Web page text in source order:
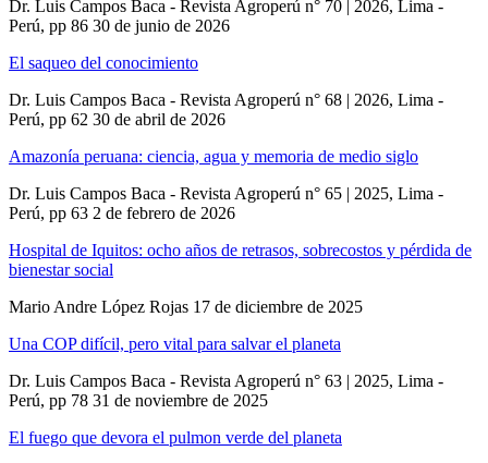
Dr. Luis Campos Baca - Revista Agroperú n° 70 | 2026, Lima -
Perú, pp 86 30 de junio de 2026
El saqueo del conocimiento
Dr. Luis Campos Baca - Revista Agroperú n° 68 | 2026, Lima -
Perú, pp 62 30 de abril de 2026
Amazonía peruana: ciencia, agua y memoria de medio siglo
Dr. Luis Campos Baca - Revista Agroperú n° 65 | 2025, Lima -
Perú, pp 63 2 de febrero de 2026
Hospital de Iquitos: ocho años de retrasos, sobrecostos y pérdida de
bienestar social
Mario Andre López Rojas 17 de diciembre de 2025
Una COP difícil, pero vital para salvar el planeta
Dr. Luis Campos Baca - Revista Agroperú n° 63 | 2025, Lima -
Perú, pp 78 31 de noviembre de 2025
El fuego que devora el pulmon verde del planeta